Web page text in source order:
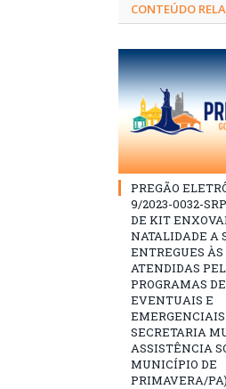
CONTEÚDO
PREGÃO
9/2023-0032-
DE KIT
NATALIDADE A
ENTREGUES
ATENDIDAS
PROGRAMAS
EVENTUAIS E
SECRETARIA
ASSISTÊNCIA
MUNICÍPIO DE
PRIMAVERA/PA)